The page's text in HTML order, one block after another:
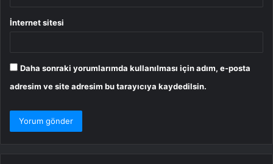
İnternet sitesi
Daha sonraki yorumlarımda kullanılması için adım, e-posta
adresim ve site adresim bu tarayıcıya kaydedilsin.